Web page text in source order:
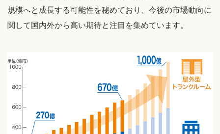
規模へと成長する可能性を秘めており、今後の市場動向に
関して国内外から高い期待と注目を集めています。